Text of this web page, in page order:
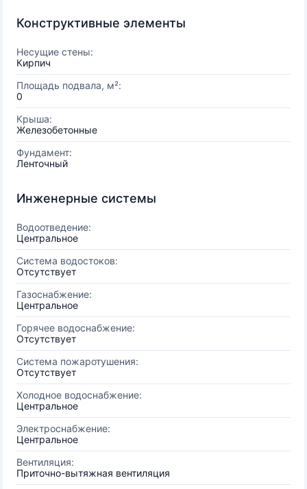
Конструктивные элементы
Несущие стены:
Кирпич
Площадь подвала, м²:
0
Крыша:
Железобетонные
Фундамент:
Ленточный
Инженерные системы
Водоотведение:
Центральное
Система водостоков:
Отсутствует
Газоснабжение:
Центральное
Горячее водоснабжение:
Отсутствует
Система пожаротушения:
Отсутствует
Холодное водоснабжение:
Центральное
Электроснабжение:
Центральное
Вентиляция:
Приточно-вытяжная вентиляция